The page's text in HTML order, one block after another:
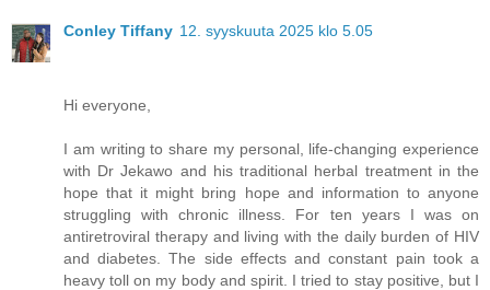
Conley Tiffany 12. syyskuuta 2025 klo 5.05
Hi everyone,
I am writing to share my personal, life-changing experience
with Dr Jekawo and his traditional herbal treatment in the
hope that it might bring hope and information to anyone
struggling with chronic illness. For ten years I was on
antiretroviral therapy and living with the daily burden of HIV
and diabetes. The side effects and constant pain took a
heavy toll on my body and spirit. I tried to stay positive, but I